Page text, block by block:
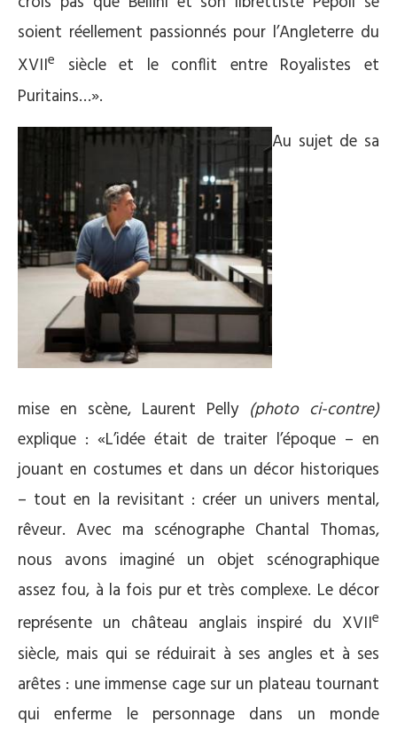
soient réellement passionnés pour l’Angleterre du
XVIIe
siècle et le conflit entre Royalistes et
Puritains…».
Au sujet de sa
mise en scène, Laurent Pelly (photo ci-contre)
explique : «L’idée était de traiter l’époque – en
jouant en costumes et dans un décor historiques
– tout en la revisitant : créer un univers mental,
rêveur. Avec ma scénographe Chantal Thomas,
nous avons imaginé un objet scénographique
assez fou, à la fois pur et très complexe. Le décor
représente un château anglais inspiré du XVIIe
siècle, mais qui se réduirait à ses angles et à ses
arêtes : une immense cage sur un plateau tournant
qui enferme le personnage dans un monde